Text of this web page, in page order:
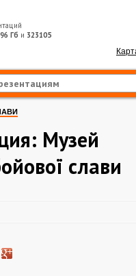
Гб и 323105
Музей
слави